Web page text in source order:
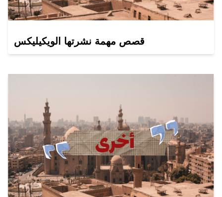
قصص مهمة نشرتها الويكيليكس